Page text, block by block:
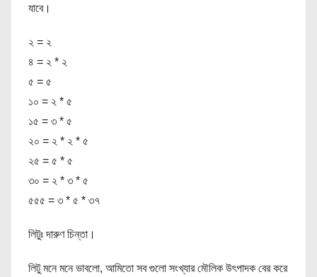
যাবে।
২ = ২
৪ = ২ * ২
৫ = ৫
১০ = ২ * ৫
১৫ = ৩ * ৫
২০ = ২ * ২ * ৫
২৫ = ৫ * ৫
৩০ = ২ * ৩ * ৫
৫৫৫ = ৩ * ৫ * ৩৭
লিটুঃ দারুণ চিন্তা।
লিটু মনে মনে ভাবলো, আমিতো সব গুলো সংখ্যার মৌলিক উৎপাদক বের করে